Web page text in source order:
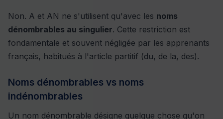
Non. A et AN ne s'utilisent qu'avec les noms
dénombrables au singulier. Cette restriction est
fondamentale et souvent négligée par les apprenants
français, habitués à l'article partitif (du, de la, des).
Noms dénombrables vs noms
indénombrables
Un nom dénombrable désigne quelque chose qu'on